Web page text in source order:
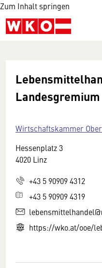
Zum Inhalt springen
Landesgremium
Wirtschaftskammer
Hessenplatz 3
4020 Linz
+43 5 90909 4312
+43 5 90909 4319
https://wko.at/ooe/